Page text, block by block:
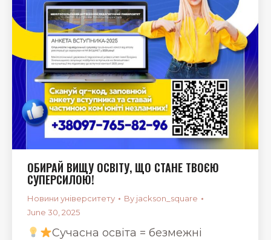
ОБИРАЙ ВИЩУ ОСВІТУ, ЩО СТАНЕ ТВОЄЮ
СУПЕРСИЛОЮ!
Новини університету By jackson_square
June 30, 2025
Сучасна освіта = безмежні